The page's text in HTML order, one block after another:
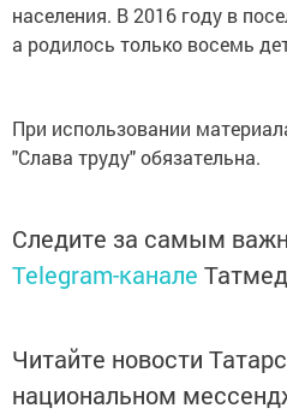
населения. В 2016 году в
а родилось только восемь
При использовании
"Слава труду" обязательна.
Следите за самым
Telegram-канале
Читайте новости
национальном